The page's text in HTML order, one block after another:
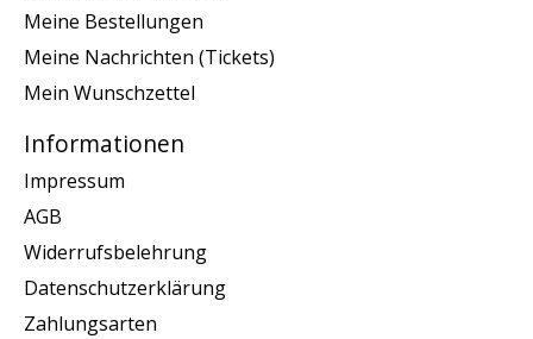
Meine Bestellungen
Meine Nachrichten (Tickets)
Mein Wunschzettel
Informationen
Impressum
AGB
Widerrufsbelehrung
Datenschutzerklärung
Zahlungsarten